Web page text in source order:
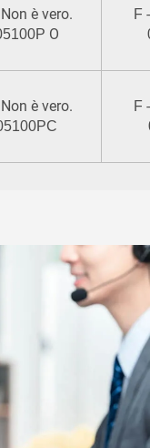
è vero.
O
F
è vero. F